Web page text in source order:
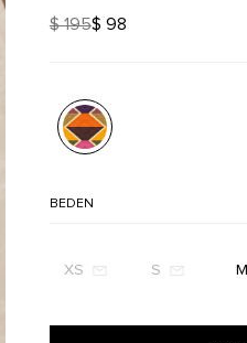
$ 195$ 98
BEDEN
XS S M